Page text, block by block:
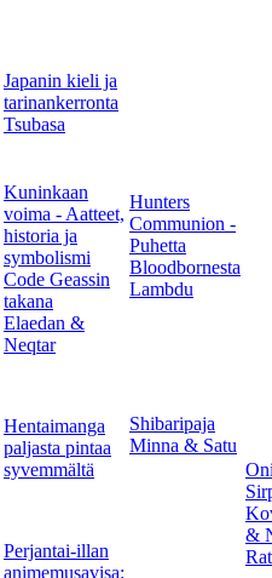
Japanin kieli ja
tarinankerronta
Tsubasa
Hunters
Communion -
Puhetta
Bloodbornesta
Lambdu
Kuninkaan
voima - Aatteet,
historia ja
symbolismi
Code Geassin
takana
Elaedan &
Neqtar
Hentaimanga
paljasta pintaa
syvemmältä
Shibaripaja
Minna & Satu
&
Perjantai-illan
animemusavisa: